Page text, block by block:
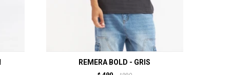
REMERA BOLD - GRIS